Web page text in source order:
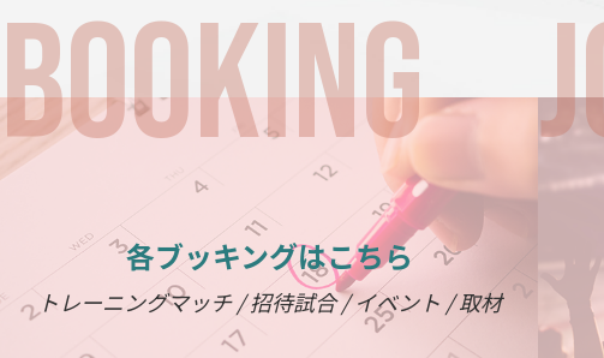
各ブッキングはこちら
トレーニングマッチ / 招待試合 / イベント / 取材